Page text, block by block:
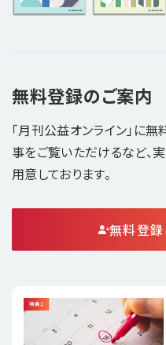
無料登録のご案内
「月刊公益オンライン」に
事をご覧いただけるなど、
用意しております。
無料登録